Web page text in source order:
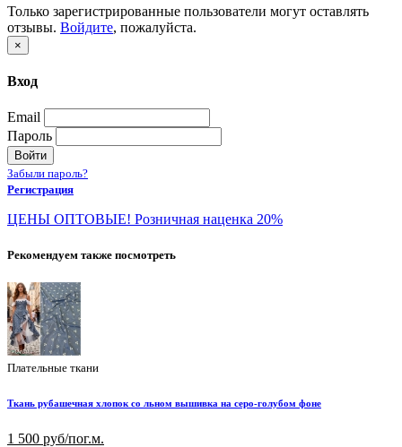
Только зарегистрированные пользователи могут оставлять
отзывы. Войдите, пожалуйста.
×
Вход
Email
Пароль
Войти
Забыли пароль?
Регистрация
ЦЕНЫ ОПТОВЫЕ! Розничная наценка 20%
Рекомендуем также посмотреть
Плательные ткани
Ткань рубашечная хлопок со льном вышивка на серо-голубом фоне
1 500 руб/пог.м.